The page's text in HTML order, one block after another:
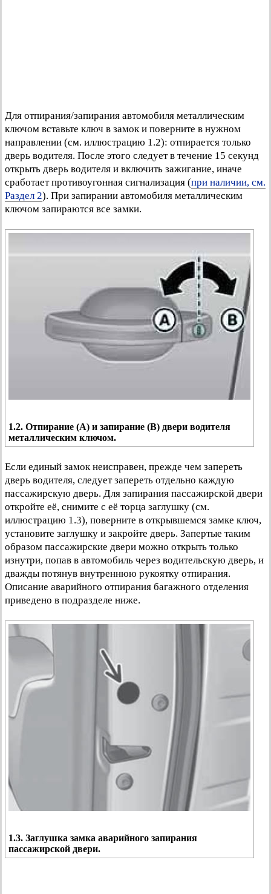
Для отпирания/запирания автомобиля металлическим
ключом вставьте ключ в замок и поверните в нужном
направлении (см. иллюстрацию 1.2): отпирается только
дверь водителя. После этого следует в течение 15 секунд
открыть дверь водителя и включить зажигание, иначе
сработает противоугонная сигнализация (при наличии, см.
Раздел 2). При запирании автомобиля металлическим
ключом запираются все замки.
1.2. Отпирание (А) и запирание (В) двери водителя
металлическим ключом.
Если единый замок неисправен, прежде чем запереть
дверь водителя, следует запереть отдельно каждую
пассажирскую дверь. Для запирания пассажирской двери
откройте её, снимите с её торца заглушку (см.
иллюстрацию 1.3), поверните в открывшемся замке ключ,
установите заглушку и закройте дверь. Запертые таким
образом пассажирские двери можно открыть только
изнутри, попав в автомобиль через водительскую дверь, и
дважды потянув внутреннюю рукоятку отпирания.
Описание аварийного отпирания багажного отделения
приведено в подразделе ниже.
1.3. Заглушка замка аварийного запирания
пассажирской двери.